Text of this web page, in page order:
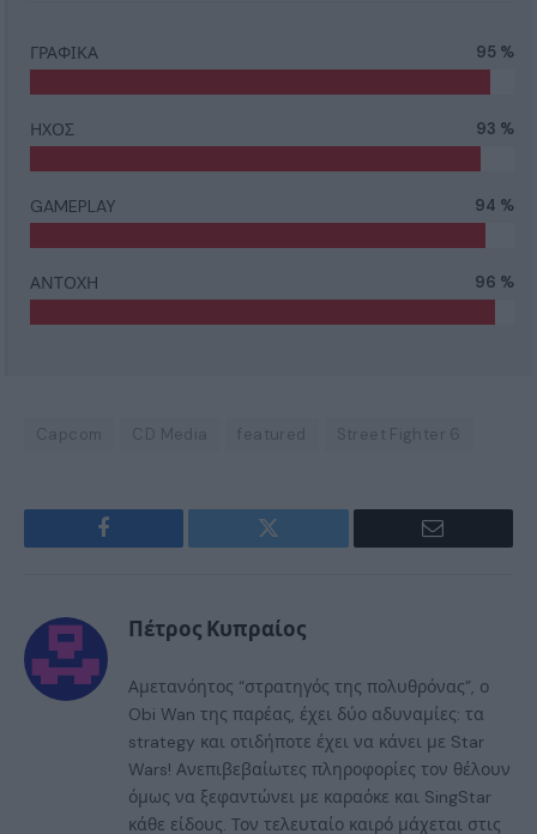
ΓΡΑΦΙΚΑ 95 %
ΗΧΟΣ 93 %
GAMEPLAY 94 %
ΑΝΤΟΧΗ 96 %
Capcom CD Media featured Street Fighter 6
Facebook Twitter Email
Πέτρος Κυπραίος
Αμετανόητος “στρατηγός της πολυθρόνας”, ο
Obi Wan της παρέας, έχει δύο αδυναμίες: τα
strategy και οτιδήποτε έχει να κάνει με Star
Wars! Ανεπιβεβαίωτες πληροφορίες τον θέλουν
όμως να ξεφαντώνει με καραόκε και SingStar
κάθε είδους. Τον τελευταίο καιρό μάχεται στις